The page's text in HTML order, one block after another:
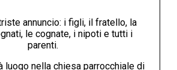
annuncio: i figli, il fratello, la
le cognate, i nipoti e tutti i
parenti.
luogo nella chiesa parrocchiale di